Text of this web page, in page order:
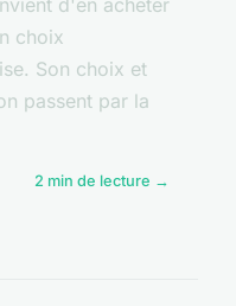
choix
Son choix et
passent par la
2 min de lecture →